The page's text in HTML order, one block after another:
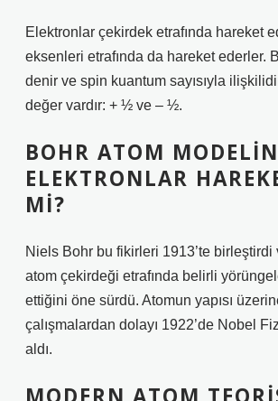
Elektronlar çekirdek etrafında hareket
eksenleri etrafında da hareket ederler.
denir ve spin kuantum sayısıyla
değer vardır: + ½ ve – ½.
BOHR ATOM
ELEKTRONLAR
MI?
Niels Bohr bu fikirleri 1913’te birleştirdi
atom çekirdeği etrafında belirli
ettiğini öne sürdü. Atomun yapısı
çalışmalardan dolayı 1922’de Nobel
aldı.